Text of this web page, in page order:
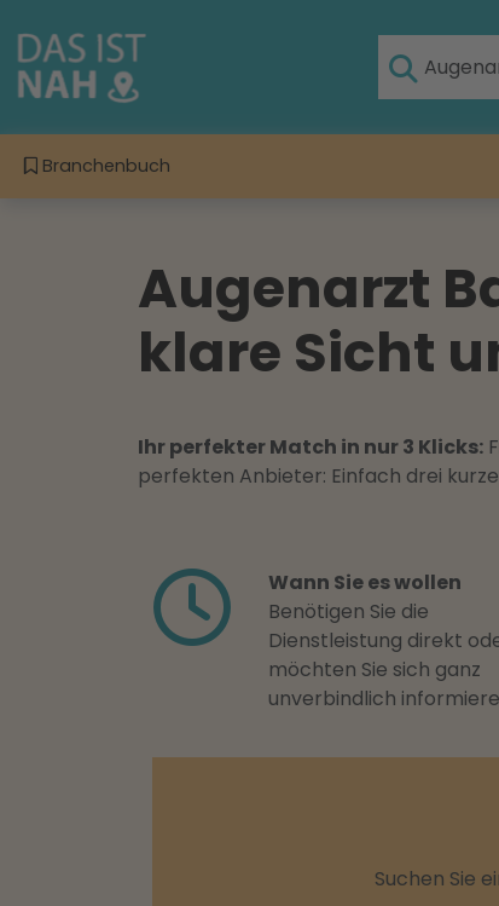
Branchenbuch
Augenarzt
klare Sicht
Ihr perfekter Match in nur 3 Klicks:
perfekten Anbieter: Einfach drei
Wann Sie es wollen
Benötigen Sie die
Dienstleistung direkt
möchten Sie sich ganz
unverbindlich
Suchen Sie